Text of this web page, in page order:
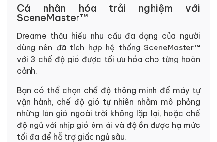
Cá nhân hóa trải nghiệm với
SceneMaster™
Dreame thấu hiểu nhu cầu đa dạng của người
dùng nên đã tích hợp hệ thống SceneMaster™
với 3 chế độ gió được tối ưu hóa cho từng hoàn
cảnh.
Bạn có thể chọn chế độ thông minh để máy tự
vận hành, chế độ gió tự nhiên nhằm mô phỏng
những làn gió ngoài trời không lặp lại, hoặc chế
độ ngủ với nhịp gió êm ái và độ ồn được hạ mức
tối đa để hỗ trợ giấc ngủ sâu.